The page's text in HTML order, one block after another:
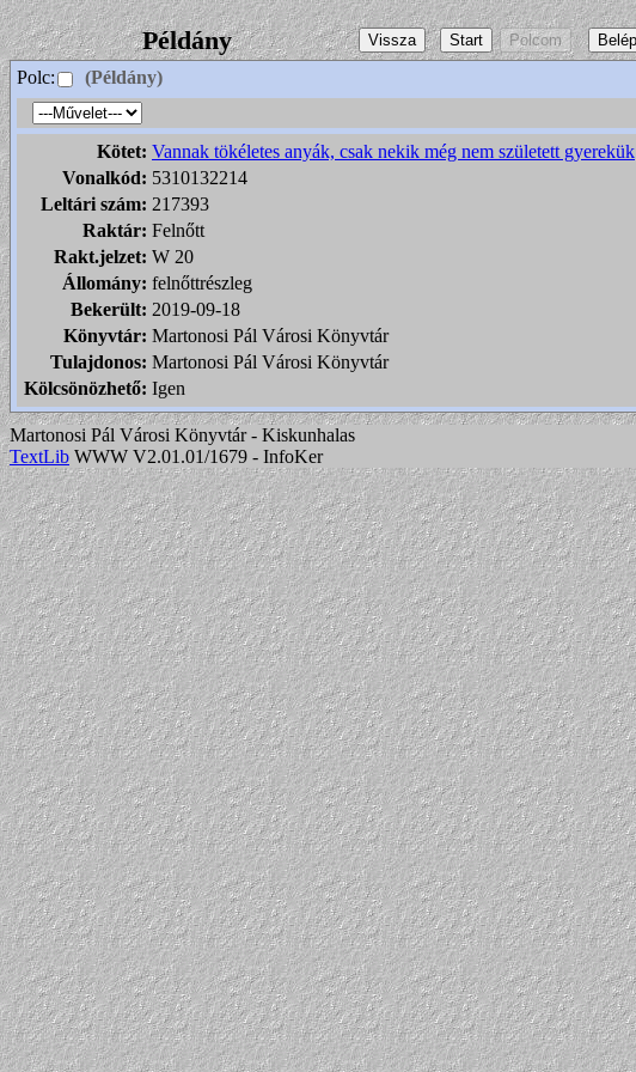
Példány
Polc: (Példány)
Kötet: Vannak tökéletes anyák, csak nekik még nem született gyerekük
Vonalkód: 5310132214
Leltári szám: 217393
Raktár: Felnőtt
Rakt.jelzet: W 20
Állomány: felnőttrészleg
Bekerült: 2019-09-18
Könyvtár: Martonosi Pál Városi Könyvtár
Tulajdonos: Martonosi Pál Városi Könyvtár
Kölcsönözhető: Igen
Martonosi Pál Városi Könyvtár - Kiskunhalas
TextLib WWW V2.01.01/1679 - InfoKer